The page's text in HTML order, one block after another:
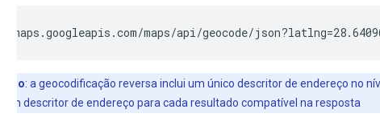
maps.googleapis.com/maps/api/geocode/
: a geocodificação reversa inclui um único descritor de endereço no
um descritor de endereço para cada resultado compatível na resposta